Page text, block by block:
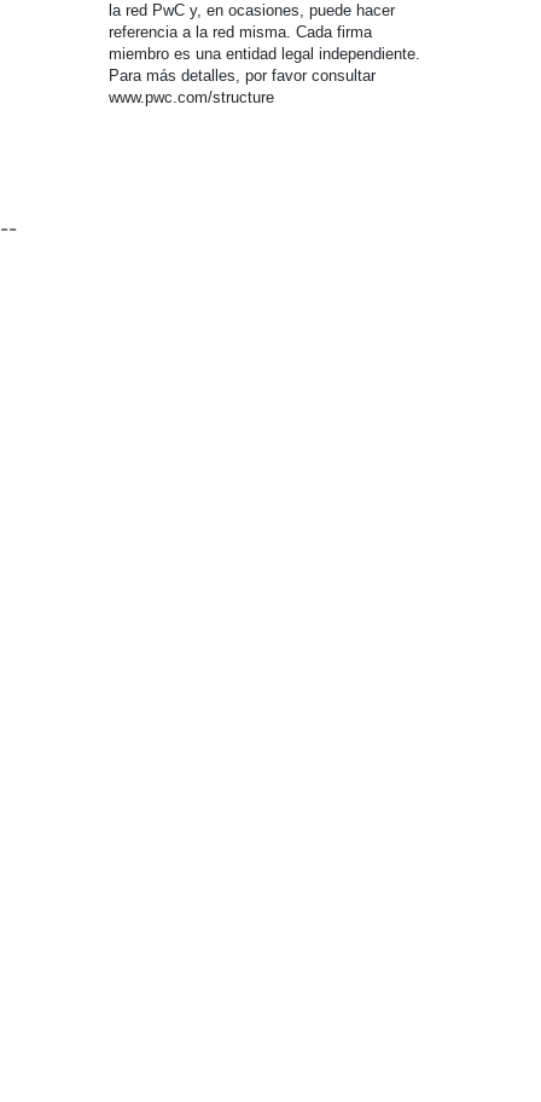
la red PwC y, en ocasiones, puede hacer
referencia a la red misma. Cada firma
miembro es una entidad legal independiente.
Para más detalles, por favor consultar
www.pwc.com/structure
--